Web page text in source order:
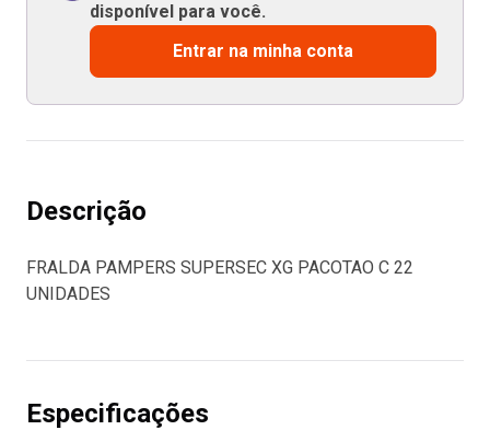
disponível para você.
Entrar na minha conta
Descrição
FRALDA PAMPERS SUPERSEC XG PACOTAO C 22
UNIDADES
Especificações